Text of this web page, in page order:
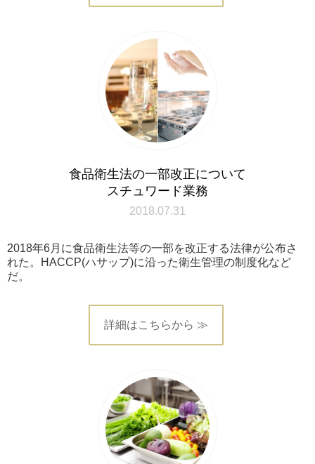
食品衛生法の一部改正について
スチュワード業務
2018.07.31
2018年6月に食品衛生法等の一部を改正する法律が公布さ
れた。HACCP(ハサップ)に沿った衛生管理の制度化など
だ。
詳細はこちらから ≫